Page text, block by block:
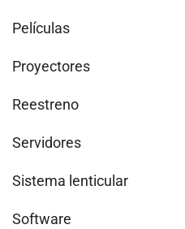
Películas
Proyectores
Reestreno
Servidores
Sistema lenticular
Software